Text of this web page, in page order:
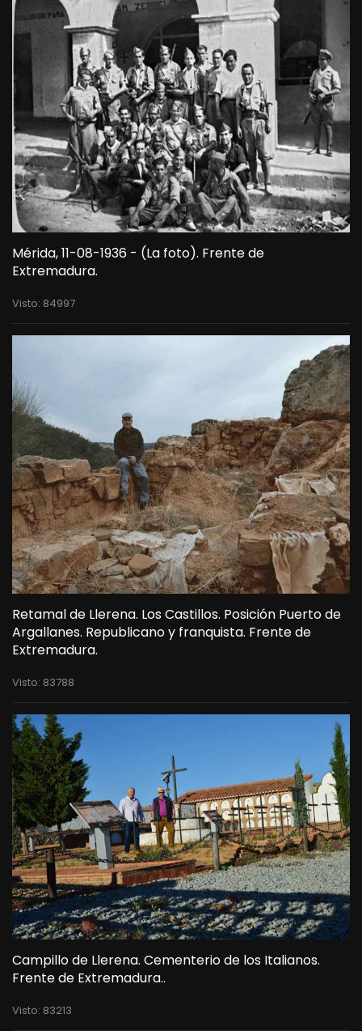
Mérida, 11-08-1936 - (La foto). Frente de
Extremadura.
Visto: 84997
Retamal de Llerena. Los Castillos. Posición Puerto de
Argallanes. Republicano y franquista. Frente de
Extremadura.
Visto: 83788
Campillo de Llerena. Cementerio de los Italianos.
Frente de Extremadura..
Visto: 83213